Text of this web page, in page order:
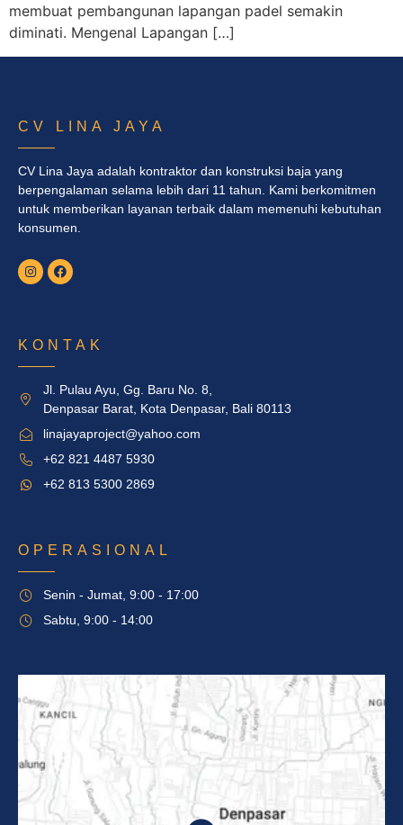
membuat pembangunan lapangan padel semakin
diminati. Mengenal Lapangan […]
CV LINA JAYA
CV Lina Jaya adalah kontraktor dan konstruksi baja yang
berpengalaman selama lebih dari 11 tahun. Kami berkomitmen
untuk memberikan layanan terbaik dalam memenuhi kebutuhan
konsumen.
KONTAK
Jl. Pulau Ayu, Gg. Baru No. 8,
Denpasar Barat, Kota Denpasar, Bali 80113
linajayaproject@yahoo.com
+62 821 4487 5930
+62 813 5300 2869
OPERASIONAL
Senin - Jumat, 9:00 - 17:00
Sabtu, 9:00 - 14:00